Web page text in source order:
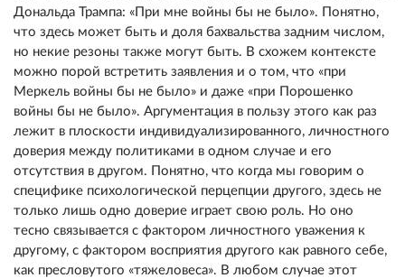
Дональда Трампа: «При мне войны бы не было». Понятно,
что здесь может быть и доля бахвальства задним числом,
но некие резоны также могут быть. В схожем контексте
можно порой встретить заявления и о том, что «при
Меркель войны бы не было» и даже «при Порошенко
войны бы не было». Аргументация в пользу этого как раз
лежит в плоскости индивидуализированного, личностного
доверия между политиками в одном случае и его
отсутствия в другом. Понятно, что когда мы говорим о
специфике психологической перцепции другого, здесь не
только лишь одно доверие играет свою роль. Но оно
тесно связывается с фактором личностного уважения к
другому, с фактором восприятия другого как равного себе,
как пресловутого «тяжеловеса». В любом случае этот